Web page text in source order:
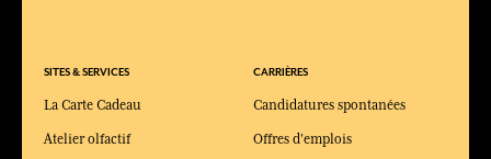
SITES & SERVICES
La Carte Cadeau
Atelier olfactif
CARRIÈRES
Candidatures spontanées
Offres d'emplois